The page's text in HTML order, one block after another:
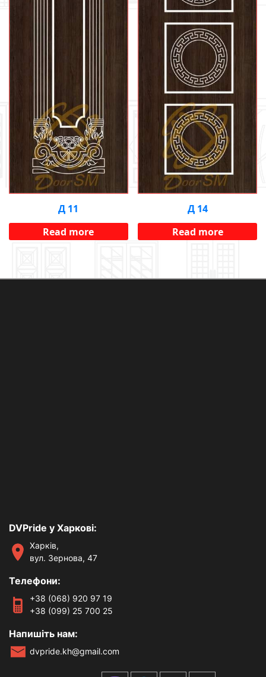
Д 11
Read more
Д 14
Read more
DVPride у Харкові:
Харків,
вул. Зернова, 47
Телефони:
+38 (068) 920 97 19
+38 (099) 25 700 25
Напишіть нам:
dvpride.kh@gmail.com